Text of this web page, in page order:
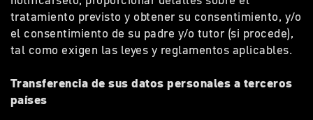
tratamiento previsto y obtener su consentimiento, y/o
el consentimiento de su padre y/o tutor (si procede),
tal como exigen las leyes y reglamentos aplicables.
Transferencia de sus datos personales a terceros
países